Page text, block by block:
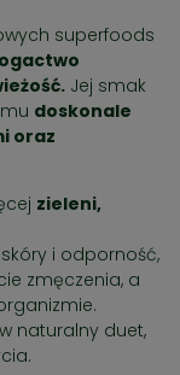
superfoods
Jej smak
doskonale
oraz
zieleni,
i odporność,
zmęczenia, a
naturalny duet,